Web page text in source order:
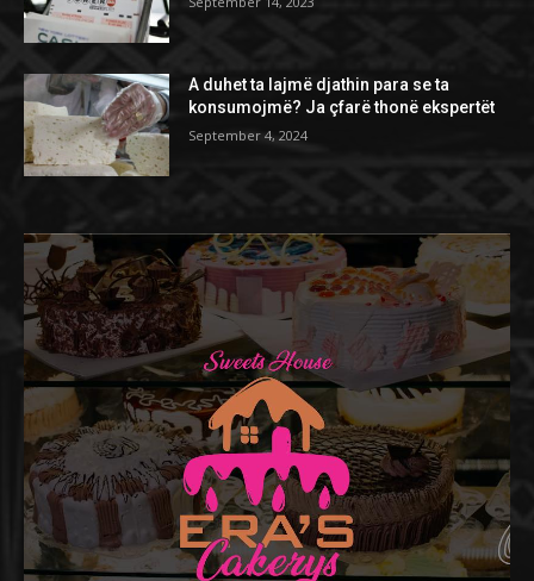
A duhet ta lajmë djathin para se ta
konsumojmë? Ja çfarë thonë ekspertët
September 4, 2024